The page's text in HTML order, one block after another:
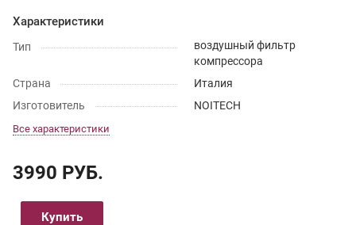
Характеристики
Тип
воздушный фильтр
компрессора
Страна
Италия
Изготовитель
NOITECH
Все характеристики
3990 РУБ.
Купить